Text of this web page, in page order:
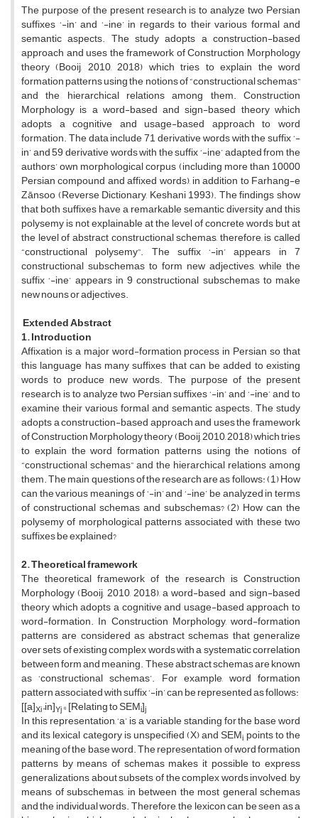
The purpose of the present research is to analyze two Persian
suffixes ‘-in’ and ‘-ine’ in regards to their various formal and
semantic aspects. The study adopts a construction-based
approach and uses the framework of Construction Morphology
theory (Booij, 2010, 2018) which tries to explain the word
formation patterns using the notions of “constructional schemas”
and the hierarchical relations among them. Construction
Morphology is a word-based and sign-based theory which
adopts a cognitive and usage-based approach to word
formation. The data include 71 derivative words with the suffix ‘-
in’ and 59 derivative words with the suffix ‘-ine’ adapted from the
authors’ own morphological corpus (including more than 10000
Persian compound and affixed words), in addition to Farhang-e
Zānsoo (Reverse Dictionary, Keshani 1993). The findings show
that both suffixes have a remarkable semantic diversity and this
polysemy is not explainable at the level of concrete words but at
the level of abstract constructional schemas, therefore, is called
“constructional polysemy”. The suffix ‘-in’ appears in 7
constructional subschemas to form new adjectives, while the
suffix ‘-ine’ appears in 9 constructional subschemas to make
new nouns or adjectives.
Extended Abstract
1. Introduction
Affixation is a major word-formation process in Persian so that
this language has many suffixes that can be added to existing
words to produce new words. The purpose of the present
research is to analyze two Persian suffixes ‘-in’ and ‘-ine’ and to
examine their various formal and semantic aspects. The study
adopts a construction-based approach and uses the framework
of Construction Morphology theory (Booij, 2010, 2018) which tries
to explain the word formation patterns using the notions of
“constructional schemas” and the hierarchical relations among
them. The main questions of the research are as follows: (1) How
can the various meanings of ‘-in’ and ‘-ine’ be analyzed in terms
of constructional schemas and subschemas? (2) How can the
polysemy of morphological patterns associated with these two
suffixes be explained?
2. Theoretical framework
The theoretical framework of the research is Construction
Morphology (Booij, 2010, 2018), a word-based and sign-based
theory which adopts a cognitive and usage-based approach to
word-formation. In Construction Morphology, word-formation
patterns are considered as abstract schemas that generalize
over sets of existing complex words with a systematic correlation
between form and meaning. These abstract schemas are known
as ‘constructional schemas’. For example, word formation
pattern associated with suffix ‘-in’ can be represented as follows:
[[a]Xi–in]Yj« [Relating to SEMi]j
In this representation, ‘a’ is a variable standing for the base word
and its lexical category is unspecified (X) and SEMi points to the
meaning of the base word. The representation of word formation
patterns by means of schemas makes it possible to express
generalizations about subsets of the complex words involved, by
means of subschemas, in between the most general schemas
and the individual words. Therefore, the lexicon can be seen as a